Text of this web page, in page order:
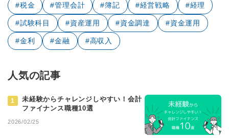
#税金 #管理会計 #簿記 #経営戦略 #経理
#試験科目 #資産運用 #資金調達 #資金運用
#金利 #金融 #高収入
人気の記事
1
未経験からチャレンジしやすい！会計
ファイナンス職種10選
2026/02/25